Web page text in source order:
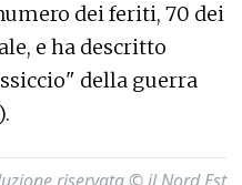
dei feriti, 70 dei
e ha descritto
della guerra